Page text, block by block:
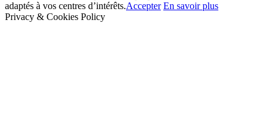
adaptés à vos centres d’intérêts.Accepter En savoir plus
Privacy & Cookies Policy